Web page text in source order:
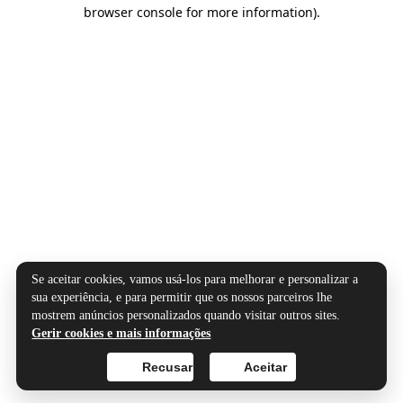
browser console for more information).
Se aceitar cookies, vamos usá-los para melhorar e personalizar a
sua experiência, e para permitir que os nossos parceiros lhe
mostrem anúncios personalizados quando visitar outros sites.
Gerir cookies e mais informações
Aceitar
Recusar